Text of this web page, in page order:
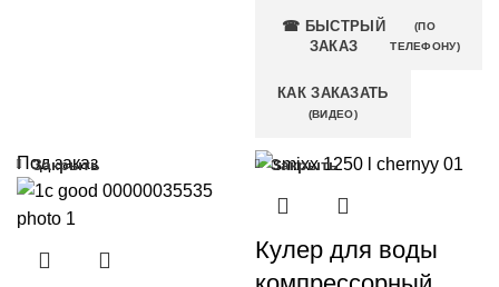
☎ БЫСТРЫЙ
ЗАКАЗ
(ПО
ТЕЛЕФОНУ)
КАК ЗАКАЗАТЬ
(ВИДЕО)
Под заказ
Закрыть Закрыть
Кулер для воды